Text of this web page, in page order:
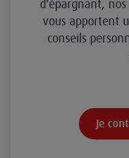
d'épargnant,
vous apportent
conseils
Je